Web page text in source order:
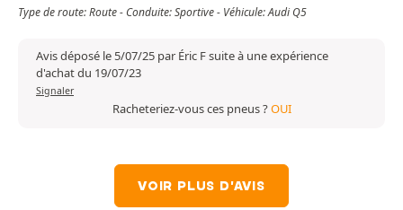
Type de route: Route - Conduite: Sportive - Véhicule: Audi Q5
Avis déposé le 5/07/25 par Éric F suite à une expérience
d'achat du 19/07/23
Signaler
Racheteriez-vous ces pneus ?OUI
VOIR PLUS D'AVIS